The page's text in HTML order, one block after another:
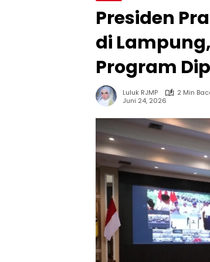
Presiden
di
Program
Luluk RJMP
2 Min
Juni 24, 2026